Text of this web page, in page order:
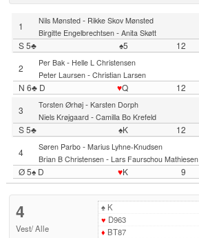
1 Nils Mønsted- Rikke Skov Mønsted
Birgitte Engelbrechtsen- Anita Skøtt
S 5♣ ♠5 12
2
Per Bak- Helle L Christensen
Peter Laursen- Christian Larsen
N 6♣ D ♥Q 12
3
Torsten Ørhøj- Karsten Dorph
Niels Krøjgaard- Camilla Bo Krefeld
S 5♣ ♠K 12
4
Søren Parbo- Marius Lyhne-Knudsen
Brian B Christensen- Lars Faurschou Mathiesen
Ø 5♠ D ♥K 9
4
Vest/Alle
♠K
♥ D963
♦ BT87